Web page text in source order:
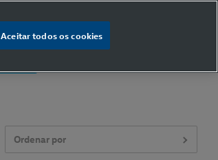
Ordenar por
Aceitar todos os cookies